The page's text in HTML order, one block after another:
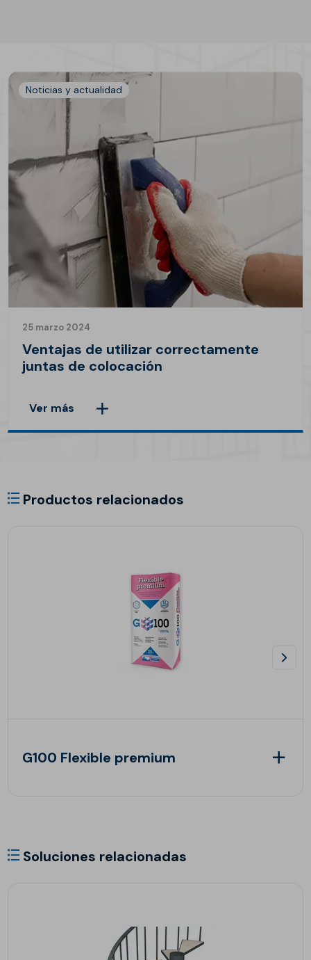
Noticias y actualidad
25 marzo 2024
Ventajas de utilizar correctamente
juntas de colocación
Ver más
Productos relacionados
G100 Flexible premium
Soluciones relacionadas